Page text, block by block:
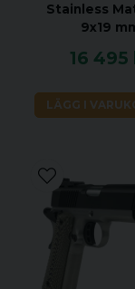
Stainless
9x19
16 495
LÄGG I
Stomme:
Pipa: 5,1" Cold
Sikte: Svart
Gänga: 1/2-28
Handtag: